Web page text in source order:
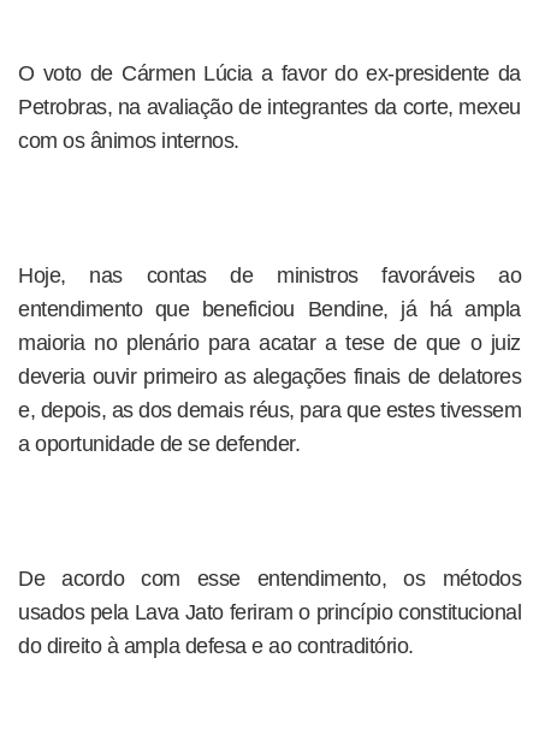
O voto de Cármen Lúcia a favor do ex-presidente da
Petrobras, na avaliação de integrantes da corte, mexeu
com os ânimos internos.
Hoje, nas contas de ministros favoráveis ao
entendimento que beneficiou Bendine, já há ampla
maioria no plenário para acatar a tese de que o juiz
deveria ouvir primeiro as alegações finais de delatores
e, depois, as dos demais réus, para que estes tivessem
a oportunidade de se defender.
De acordo com esse entendimento, os métodos
usados pela Lava Jato feriram o princípio constitucional
do direito à ampla defesa e ao contraditório.